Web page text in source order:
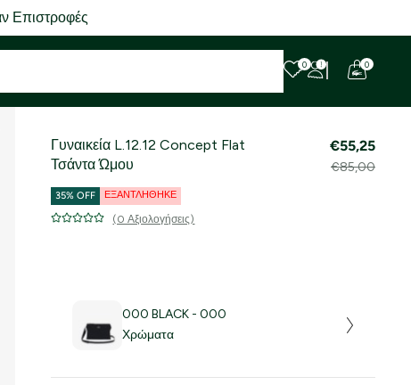
Επιστροφές
0 0
Γυναικεία L.12.12 Concept Flat
Τσάντα Ώμου
€55,25
€85,00
35% OFF ΕΞΑΝΤΛΉΘΗΚΕ
(0 Αξιολογήσεις)
000 BLACK - 000
Χρώματα